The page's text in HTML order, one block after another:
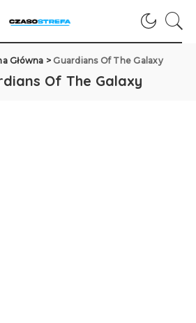
Główna > Guardians Of The Galaxy
Of The Galaxy